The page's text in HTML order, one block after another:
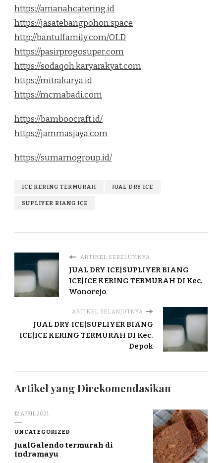
https://amanahcatering.id
https://jasatebangpohon.space
http://bantulfamily.com/OLD
https://pasirprogosuper.com
https://sodaqoh.karyarakyat.com
https://mitrakarya.id
https://mcmabadi.com
https://bamboocraft.id/
https://jammasjaya.com
https://sumarnogroup.id/
ICE KERING TERMURAH JUAL DRY ICE
SUPLIYER BIANG ICE
ARTIKEL SEBELUMNYA
JUAL DRY ICE|SUPLIYER BIANG
ICE|ICE KERING TERMURAH DI Kec.
Wonorejo
ARTIKEL SELANJUTNYA
JUAL DRY ICE|SUPLIYER BIANG
ICE|ICE KERING TERMURAH DI Kec.
Depok
Artikel yang Direkomendasikan
12 APRIL 2021
UNCATEGORIZED
JualGalendo termurah di
Indramayu